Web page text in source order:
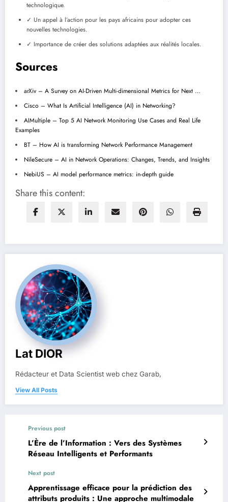
technologique.
✓ Un appel à l’action pour les pays africains pour adopter ces
nouvelles technologies.
✓ Importance de créer des solutions adaptées aux réalités locales.
Sources
arXiv – A Survey on AI-Driven Multi-dimensional Metrics for Next …
Cisco – What Is Artificial Intelligence (AI) in Networking?
AIMultiple – Top 5 AI Network Monitoring Use Cases and Real Life
Examples
BT – How AI is transforming Network Performance Management
NileSecure – AI in Network Operations: Changes, Trends, and Insights
NebiUS – AI model performance metrics: in-depth guide
Share this content:
Lat DIOR
Rédacteur et Data Scientist web chez Garab,
View All Posts
Previous post
L’Ère de l’Information : Vers des Systèmes
Réseau Intelligents et Performants
Next post
Apprentissage efficace pour la prédiction des
attributs produits : Une approche multimodale